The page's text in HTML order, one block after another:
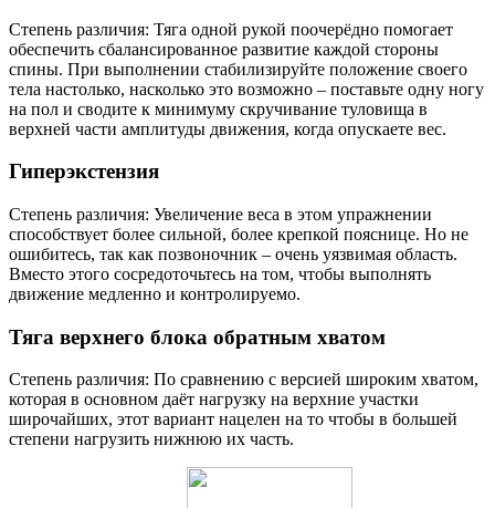
Степень различия: Тяга одной рукой поочерёдно помогает
обеспечить сбалансированное развитие каждой стороны
спины. При выполнении стабилизируйте положение своего
тела настолько, насколько это возможно – поставьте одну ногу
на пол и сводите к минимуму скручивание туловища в
верхней части амплитуды движения, когда опускаете вес.
Гиперэкстензия
Степень различия: Увеличение веса в этом упражнении
способствует более сильной, более крепкой пояснице. Но не
ошибитесь, так как позвоночник – очень уязвимая область.
Вместо этого сосредоточьтесь на том, чтобы выполнять
движение медленно и контролируемо.
Тяга верхнего блока обратным хватом
Степень различия: По сравнению с версией широким хватом,
которая в основном даёт нагрузку на верхние участки
широчайших, этот вариант нацелен на то чтобы в большей
степени нагрузить нижнюю их часть.